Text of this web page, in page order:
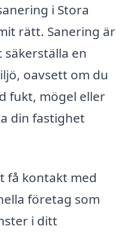
i Stora
rätt. Sanering är
en
oavsett om du
fukt, mögel eller
din fastighet
få kontakt med
företag som
i ditt